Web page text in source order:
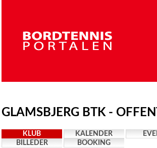
GLAMSBJERG BTK -
KLUB KALENDER
BILLEDER
BOOKING